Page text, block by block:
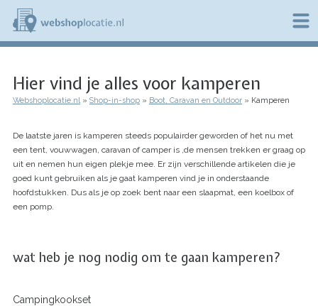
Overslaan
naar
de
b
s
h
l
o
c
a
t
i
l
Hier vind je alles voor kamperen
Kruimelpad
Webshoplocatie.nl Shop-in-shop Boot, Caravan en Outdoor Kamperen
De laatste jaren is kamperen steeds populairder geworden of het nu met
een tent, vouwwagen, caravan of camper is ,de mensen trekken er graag op
uit en nemen hun eigen plekje mee. Er zijn verschillende artikelen die je
goed kunt gebruiken als je gaat kamperen vind je in onderstaande
hoofdstukken. Dus als je op zoek bent naar een slaapmat, een koelbox of
een pomp.
wat heb je nog nodig om te gaan kamperen?
Campingkookset